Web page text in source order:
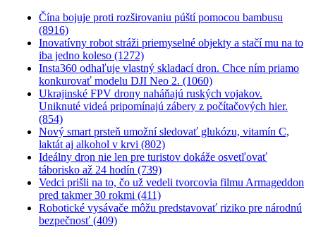
Čína bojuje proti rozširovaniu púští pomocou bambusu
(8916)
Inovatívny robot stráži priemyselné objekty a stačí mu na to
iba jedno koleso (1272)
Insta360 odhaľuje vlastný skladací dron. Chce ním priamo
konkurovať modelu DJI Neo 2. (1060)
Ukrajinské FPV drony naháňajú ruských vojakov.
Uniknuté videá pripomínajú zábery z počítačových hier.
(854)
Nový smart prsteň umožní sledovať glukózu, vitamín C,
laktát aj alkohol v krvi (802)
Ideálny dron nie len pre turistov dokáže osvetľovať
táborisko až 24 hodín (739)
Vedci prišli na to, čo už vedeli tvorcovia filmu Armageddon
pred takmer 30 rokmi (411)
Robotické vysávače môžu predstavovať riziko pre národnú
bezpečnosť (409)